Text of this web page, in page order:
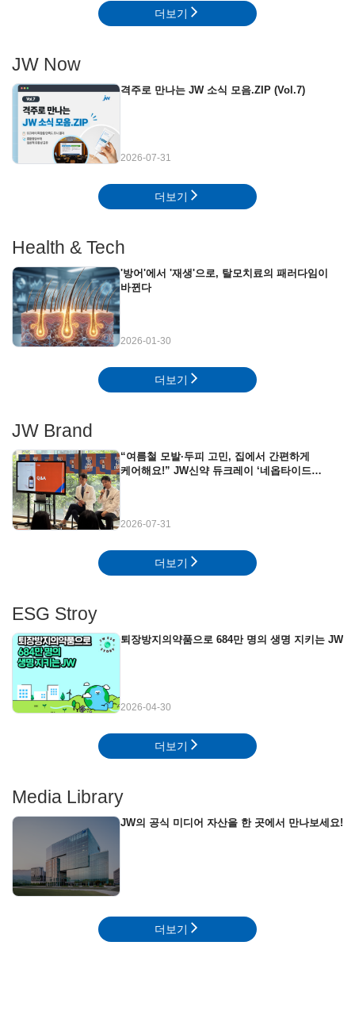
더보기
JW Now
격주로 만나는 JW 소식 모음.ZIP (Vol.7)
2026-07-31
더보기
Health & Tech
'방어'에서 '재생'으로, 탈모치료의 패러다임이
바뀐다
2026-01-30
더보기
JW Brand
“여름철 모발·두피 고민, 집에서 간편하게
케어해요!” JW신약 듀크레이 ‘네옵타이드
2026-07-31
더보기
ESG Stroy
퇴장방지의약품으로 684만 명의 생명 지키는 JW
2026-04-30
더보기
Media Library
JW의 공식 미디어 자산을 한 곳에서 만나보세요!
더보기